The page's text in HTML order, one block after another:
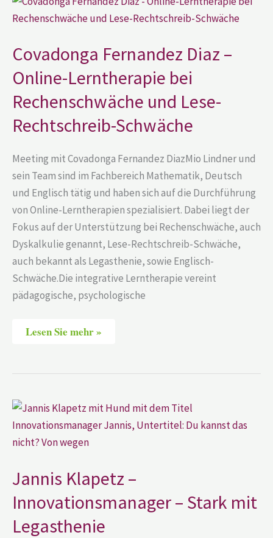
Covadonga Fernandez Diaz –
Online-Lerntherapie bei
Rechenschwäche und Lese-
Rechtschreib-Schwäche
Meeting mit Covadonga Fernandez DiazMio Lindner und
sein Team sind im Fachbereich Mathematik, Deutsch
und Englisch tätig und haben sich auf die Durchführung
von Online-Lerntherapien spezialisiert. Dabei liegt der
Fokus auf der Unterstützung bei Rechenschwäche, auch
Dyskalkulie genannt, Lese-Rechtschreib-Schwäche,
auch bekannt als Legasthenie, sowie Englisch-
Schwäche.Die integrative Lerntherapie vereint
pädagogische, psychologische
Fernandez
Diaz
Lerntherapie
bei
Rechenschwäche
und
Rechtschreib-
Schwäche
Lesen Sie mehr »
Jannis Klapetz –
Innovationsmanager – Stark mit
Legasthenie
Jannis
Klapetz
–
Innovationsmanager
–
Legasthenie